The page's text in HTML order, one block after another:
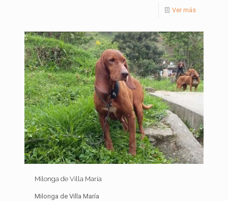
Ver más
Milonga de Villa María
Milonga de Villa María